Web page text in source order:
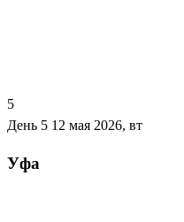
5
День 5 12 мая 2026, вт
Уфа